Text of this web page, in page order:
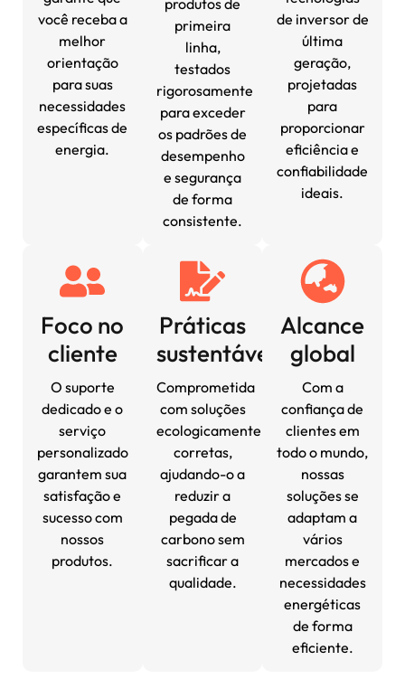
você receba a
melhor
orientação
para suas
necessidades
específicas de
energia.
primeira
linha,
testados
rigorosamente
para exceder
os padrões de
desempenho
e segurança
de forma
consistente.
de inversor de
última
geração,
projetadas
para
proporcionar
eficiência e
confiabilidade
ideais.
Foco no
cliente
O suporte
dedicado e o
serviço
personalizado
garantem sua
satisfação e
sucesso com
nossos
produtos.
Práticas
sustentáveis
Comprometida
com soluções
ecologicamente
corretas,
ajudando-o a
reduzir a
pegada de
carbono sem
sacrificar a
qualidade.
Alcance
global
Com a
confiança de
clientes em
todo o mundo,
nossas
soluções se
adaptam a
vários
mercados e
necessidades
energéticas
de forma
eficiente.